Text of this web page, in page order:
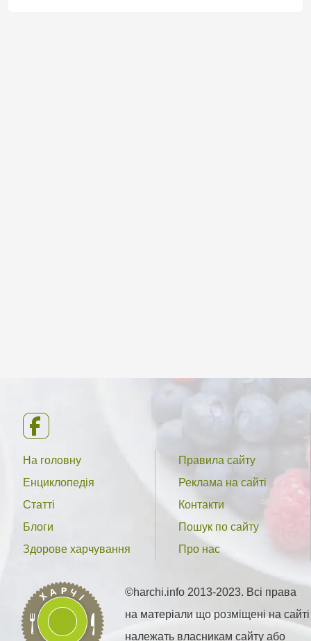
На головну
Енциклопедія
Статті
Блоги
Здорове харчування
Правила сайту
Реклама на сайті
Контакти
Пошук по сайту
Про нас
©harchi.info 2013-2023. Всі права
на матеріали що розміщені на сайті
належать власникам сайту або